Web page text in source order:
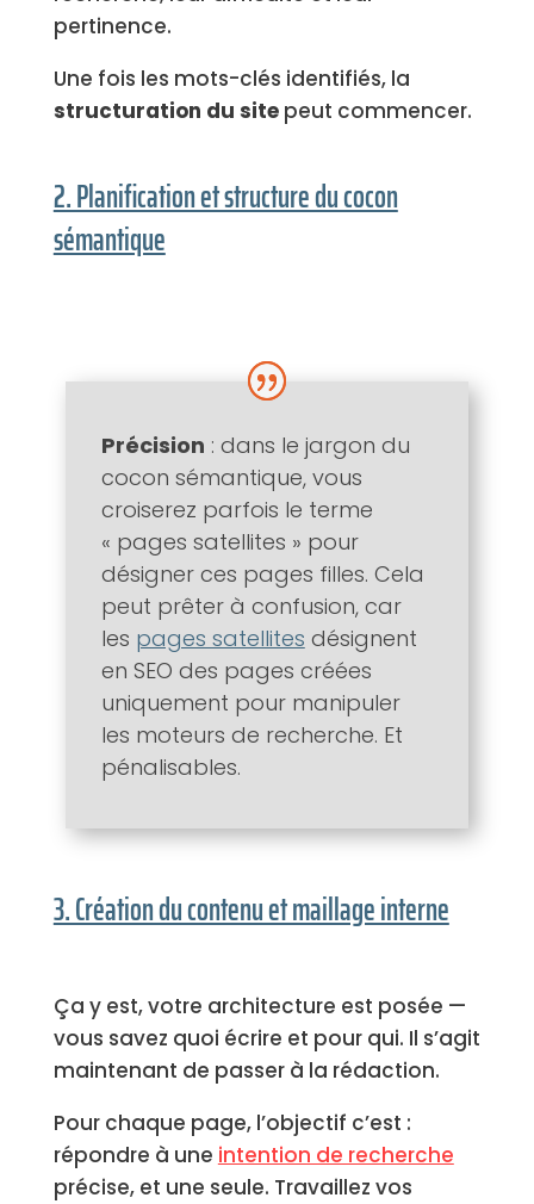
pertinence.
Une fois les mots-clés identifiés, la
structuration du sitepeut commencer.
2. Planification et structure du cocon
sémantique
Précision : dans le jargon du
cocon sémantique, vous
croiserez parfois le terme
« pages satellites » pour
désigner ces pages filles. Cela
peut prêter à confusion, car
les pages satellites désignent
en SEO des pages créées
uniquement pour manipuler
les moteurs de recherche. Et
pénalisables.
3. Création du contenu et maillage interne
Ça y est, votre architecture est posée —
vous savez quoi écrire et pour qui. Il s’agit
maintenant de passer à la rédaction.
Pour chaque page, l’objectif c’est :
répondre à une intention de recherche
précise, et une seule. Travaillez vos